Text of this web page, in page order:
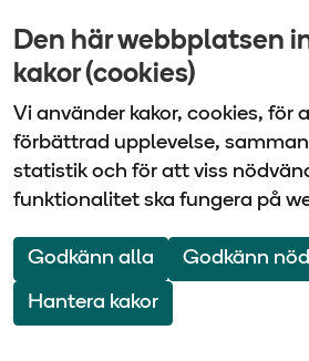
Den här webbplatsen
kakor (cookies)
Vi använder kakor, cookies, för
förbättrad upplevelse,
statistik och för att viss
funktionalitet ska fungera på
Godkänn alla Godkänn
Hantera kakor
2026-01-13
Vårdbolaget Tiohundra | Box
| Tel: 0176-10
Om webbplatsen
Följ oss på
Följ